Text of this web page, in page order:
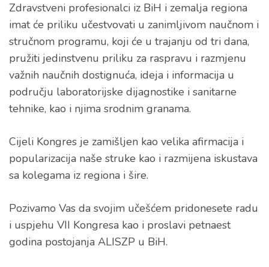
Zdravstveni profesionalci iz BiH i zemalja regiona
imat će priliku učestvovati u zanimljivom naučnom i
stručnom programu, koji će u trajanju od tri dana,
pružiti jedinstvenu priliku za raspravu i razmjenu
važnih naučnih dostignuća, ideja i informacija u
području laboratorijske dijagnostike i sanitarne
tehnike, kao i njima srodnim granama.
Cijeli Kongres je zamišljen kao velika afirmacija i
popularizacija naše struke kao i razmijena iskustava
sa kolegama iz regiona i šire.
Pozivamo Vas da svojim učešćem pridonesete radu
i uspjehu VII Kongresa kao i proslavi petnaest
godina postojanja ALISZP u BiH.